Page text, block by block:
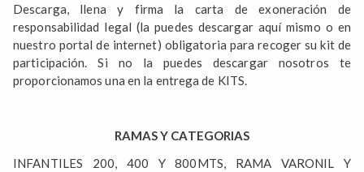
Descarga, llena y firma la carta de exoneración de
responsabilidad legal (la puedes descargar aquí mismo o en
nuestro portal de internet) obligatoria para recoger su kit de
participación. Si no la puedes descargar nosotros te
proporcionamos una en la entrega de KITS.
RAMAS Y CATEGORIAS
INFANTILES 200, 400 Y 800MTS, RAMA VARONIL Y